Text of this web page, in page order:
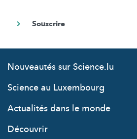
Nouveautés sur Science.lu
Science au Luxembourg
Actualités dans le monde
Découvrir